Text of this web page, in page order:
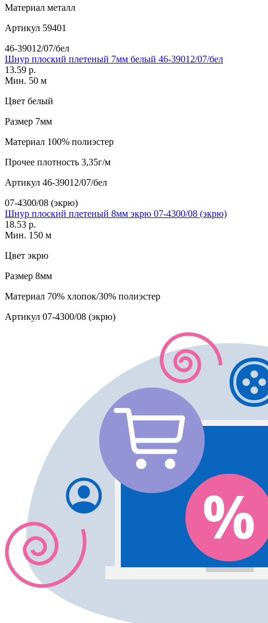
Материал металл
Артикул 59401
46-39012/07/бел
Шнур плоский плетеный 7мм белый 46-39012/07/бел
13.59 р.
Мин. 50 м
Цвет белый
Размер 7мм
Материал 100% полиэстер
Прочее плотность 3,35г/м
Артикул 46-39012/07/бел
07-4300/08 (экрю)
Шнур плоский плетеный 8мм экрю 07-4300/08 (экрю)
18.53 р.
Мин. 150 м
Цвет экрю
Размер 8мм
Материал 70% хлопок/30% полиэстер
Артикул 07-4300/08 (экрю)